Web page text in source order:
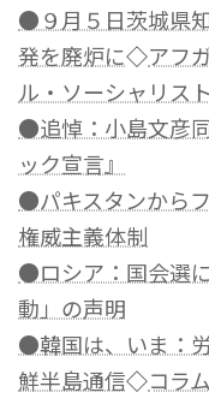
●９月５日茨城県
発を廃炉に◇アフ
ル・ソーシャリス
●追悼：小島文彦
ック宣言』
●パキスタンから
権威主義体制
●ロシア：国会選
動」の声明
●韓国は、いま：
鮮半島通信◇コラ